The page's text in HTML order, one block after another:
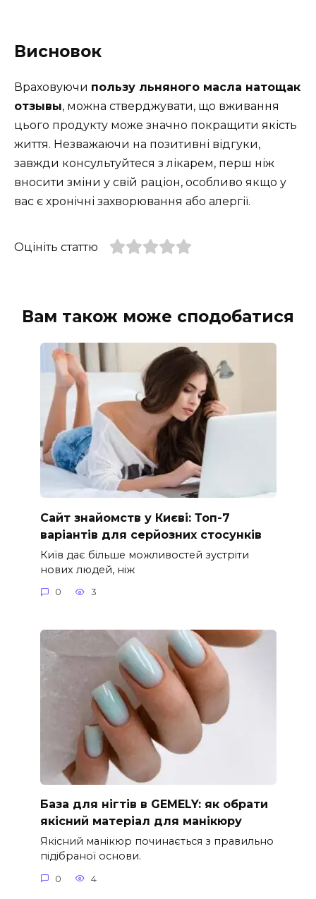
Висновок
Враховуючи пользу льняного масла натощак
отзывы, можна стверджувати, що вживання
цього продукту може значно покращити якість
життя. Незважаючи на позитивні відгуки,
завжди консультуйтеся з лікарем, перш ніж
вносити зміни у свій раціон, особливо якщо у
вас є хронічні захворювання або алергії.
Оцініть статтю
Вам також може сподобатися
Сайт знайомств у Києві: Топ-7
варіантів для серйозних стосунків
Київ дає більше можливостей зустріти
нових людей, ніж
0 3
База для нігтів в GEMELY: як обрати
якісний матеріал для манікюру
Якісний манікюр починається з правильно
підібраної основи.
0 4